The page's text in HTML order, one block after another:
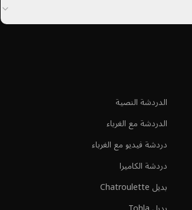
الدردشة النصية
الدردشة مع الغرباء
دردشة فيديو مع الغرباء
دردشة الكاميرا
بديل Chatroulette